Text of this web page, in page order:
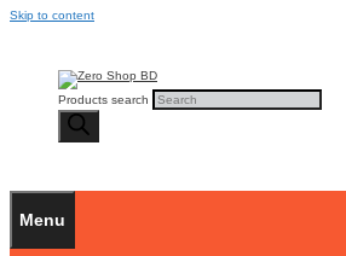
Skip to content
Products search
Menu